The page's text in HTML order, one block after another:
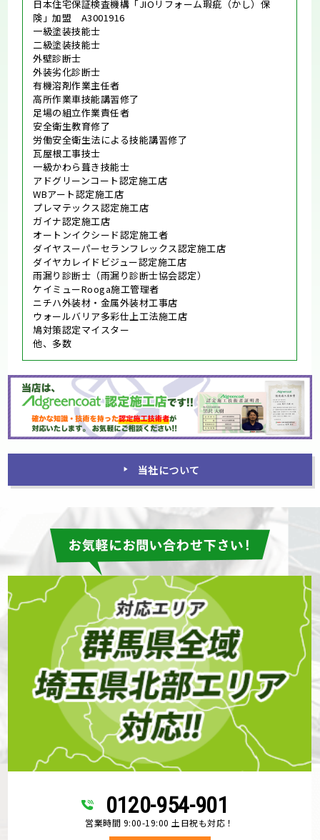
日本住宅保証検査機構「JIOリフォーム瑕疵（かし）保
険」加盟 A3001916
一級塗装技能士
二級塗装技能士
外壁診断士
外装劣化診断士
有機溶剤作業主任者
高所作業車技能講習修了
足場の組立作業責任者
安全衛生教育修了
労働安全衛生法による技能講習修了
瓦屋根工事技士
一級かわら葺き技能士
アドグリーンコート認定施工店
WBアート認定施工店
プレマテックス認定施工店
ガイナ認定施工店
オートンイクシード認定施工者
ダイヤスーパーセランフレックス認定施工店
ダイヤカレイドビジュー認定施工店
雨漏り診断士（雨漏り診断士協会認定）
ケイミューRooga施工管理者
ニチハ外装材・金属外装材工事店
ウォールバリア多彩仕上工法施工店
鳩対策認定マイスター
他、多数
当社について
0120-954-901
営業時間 9:00-19:00 土日祝も対応！